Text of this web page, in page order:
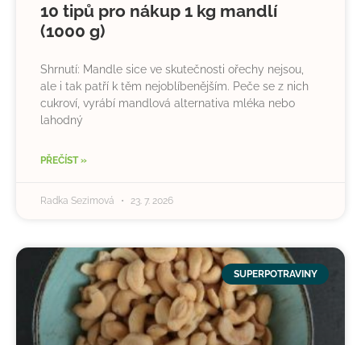
10 tipů pro nákup 1 kg mandlí
(1000 g)
Shrnutí: Mandle sice ve skutečnosti ořechy nejsou,
ale i tak patří k těm nejoblíbenějším. Peče se z nich
cukroví, vyrábí mandlová alternativa mléka nebo
lahodný
PŘEČÍST »
Radka Sezimová 23. 7. 2026
SUPERPOTRAVINY